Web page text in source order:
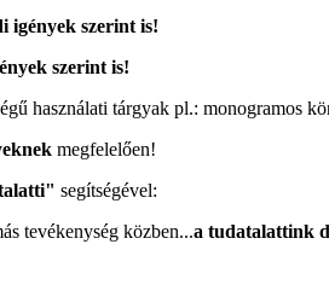
igények szerint is!
szerint is!
használati tárgyak pl.: monogramos
megfelelően!
segítségével:
tevékenység közben...a tudatalattink